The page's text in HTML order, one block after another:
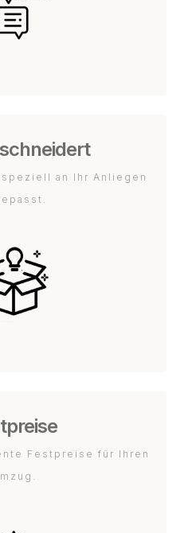
an Ihr Anliegen
Festpreise für Ihren